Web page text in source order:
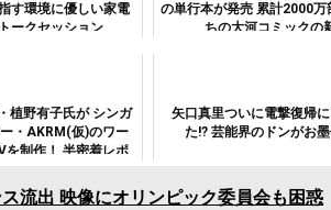
す環境に優しい家電
ークセッション
の単行本が発売 累計2000万
ちの大河コミックの
植野有子氏が シンガ
・AKRM(仮)のワー
を制作！ 半密着レポ
矢口真里ついに電撃復帰
た!? 芸能界のドンがお
流出 映像にオリンピック委員会も困惑